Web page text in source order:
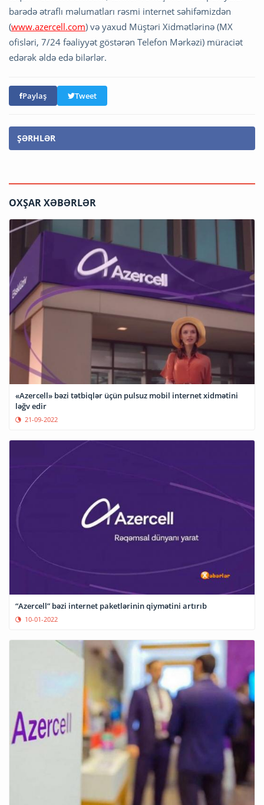
barədə ətraflı məlumatları rəsmi internet səhifəmizdən
(www.azercell.com) və yaxud Müştəri Xidmətlərinə (MX
ofisləri, 7/24 fəaliyyət göstərən Telefon Mərkəzi) müraciət
edərək əldə edə bilərlər.
Paylaş Tweet
ŞƏRHLƏR
OXŞAR XƏBƏRLƏR
«Azercell» bəzi tətbiqlər üçün pulsuz mobil internet xidmətini
ləğv edir
21-09-2022
“Azercell” bəzi internet paketlərinin qiymətini artırıb
10-01-2022